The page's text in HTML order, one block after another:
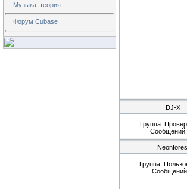
Музыка: теория
Форум Cubase
DJ-X
Группа:
Сообщений:
Группа: